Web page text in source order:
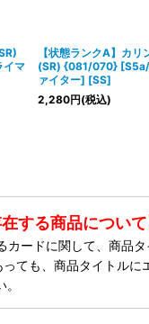
マ
【状態ランクA】カリ
(SR) {081/070} [S5a/
ァイター] [SS]
2,280円(税込)
する商品について
ードに関して、商品
ても、商品タイトルに